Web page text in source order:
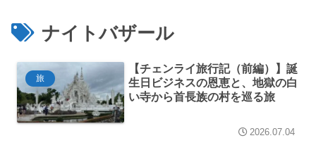
ナイトバザール
旅
【チェンライ旅行記（前編）】誕
生日ビジネスの恩恵と、地獄の白
い寺から首長族の村を巡る旅
2026.07.04